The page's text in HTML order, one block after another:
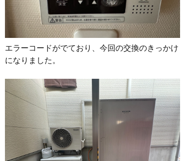
エラーコードがでており、今回の交換のきっかけ
になりました。